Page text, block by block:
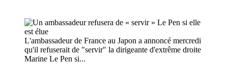
L'ambassadeur de France au Japon a annoncé mercredi
qu'il refuserait de "servir" la dirigeante d'extrême droite
Marine Le Pen si...